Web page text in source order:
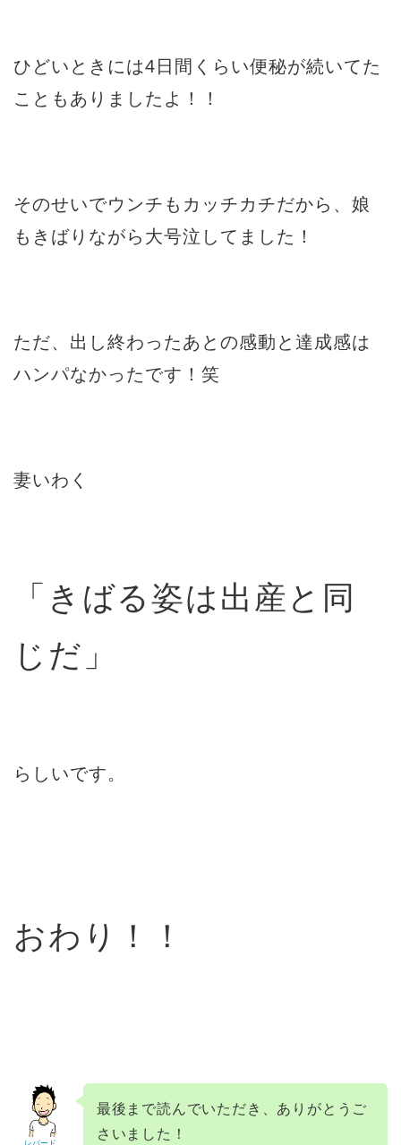
ひどいときには4日間くらい便秘が続いてた
こともありましたよ！！
そのせいでウンチもカッチカチだから、娘
もきばりながら大号泣してました！
ただ、出し終わったあとの感動と達成感は
ハンパなかったです！笑
妻いわく
「きばる姿は出産と同
じだ」
らしいです。
おわり！！
最後まで読んでいただき、ありがとうご
さいました！